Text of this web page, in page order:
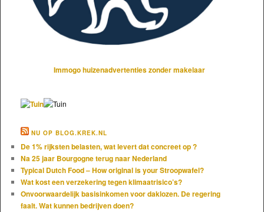
Immogo huizenadvertenties zonder makelaar
NU OP BLOG.KREK.NL
De 1% rijksten belasten, wat levert dat concreet op ?
Na 25 jaar Bourgogne terug naar Nederland
Typical Dutch Food – How original is your Stroopwafel?
Wat kost een verzekering tegen klimaatrisico’s?
Onvoorwaardelijk basisinkomen voor daklozen. De regering
faalt. Wat kunnen bedrijven doen?